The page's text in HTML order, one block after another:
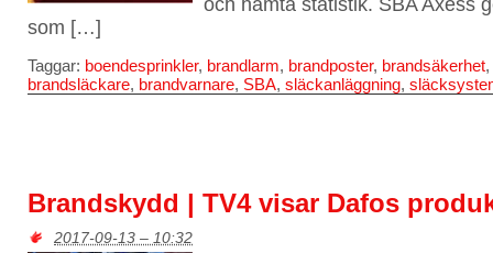
och hämta statistik. SBA Axess
som […]
Taggar: boendesprinkler, brandlarm, brandposter, brandsäkerhet,
brandsläckare, brandvarnare, SBA, släckanläggning,
Brandskydd | TV4 visar Dafos
2017-09-13 – 10:32